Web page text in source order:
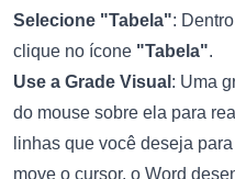
Selecione "Tabela":
clique no ícone "Tabela".
Use a Grade Visual : Uma
do mouse sobre ela para
linhas que você deseja
move o cursor, o Word